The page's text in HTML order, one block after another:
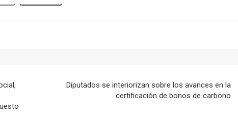
Diputados se interiorizan sobre los avances en la
certificación de bonos de carbono